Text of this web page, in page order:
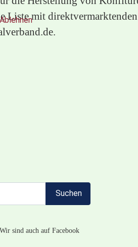
Liste mit
Suchen
Wir sind auch auf Facebook
Ablehnen